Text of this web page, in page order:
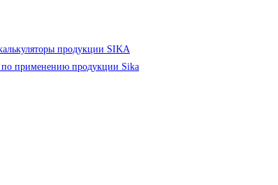
продукции SIKA
применению продукции Sika